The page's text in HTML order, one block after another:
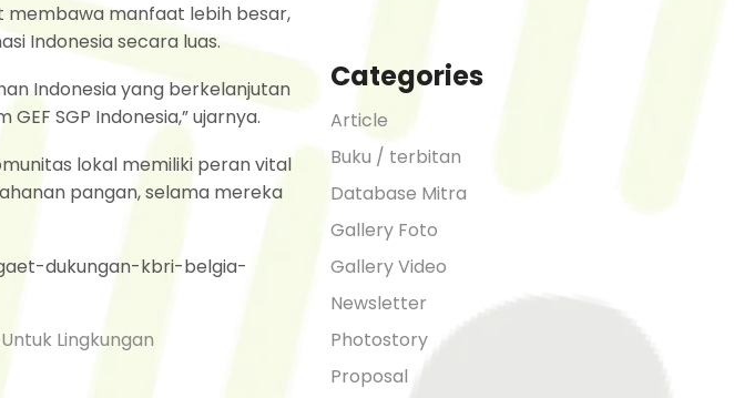
membawa manfaat lebih besar,
Indonesia secara luas.
Indonesia yang berkelanjutan
SGP Indonesia,” ujarnya.
lokal memiliki peran vital
pangan, selama mereka
dukungan-kbri-belgia-
Lingkungan
Categories
Article
Buku / terbitan
Database Mitra
Gallery Foto
Gallery Video
Newsletter
Photostory
Proposal